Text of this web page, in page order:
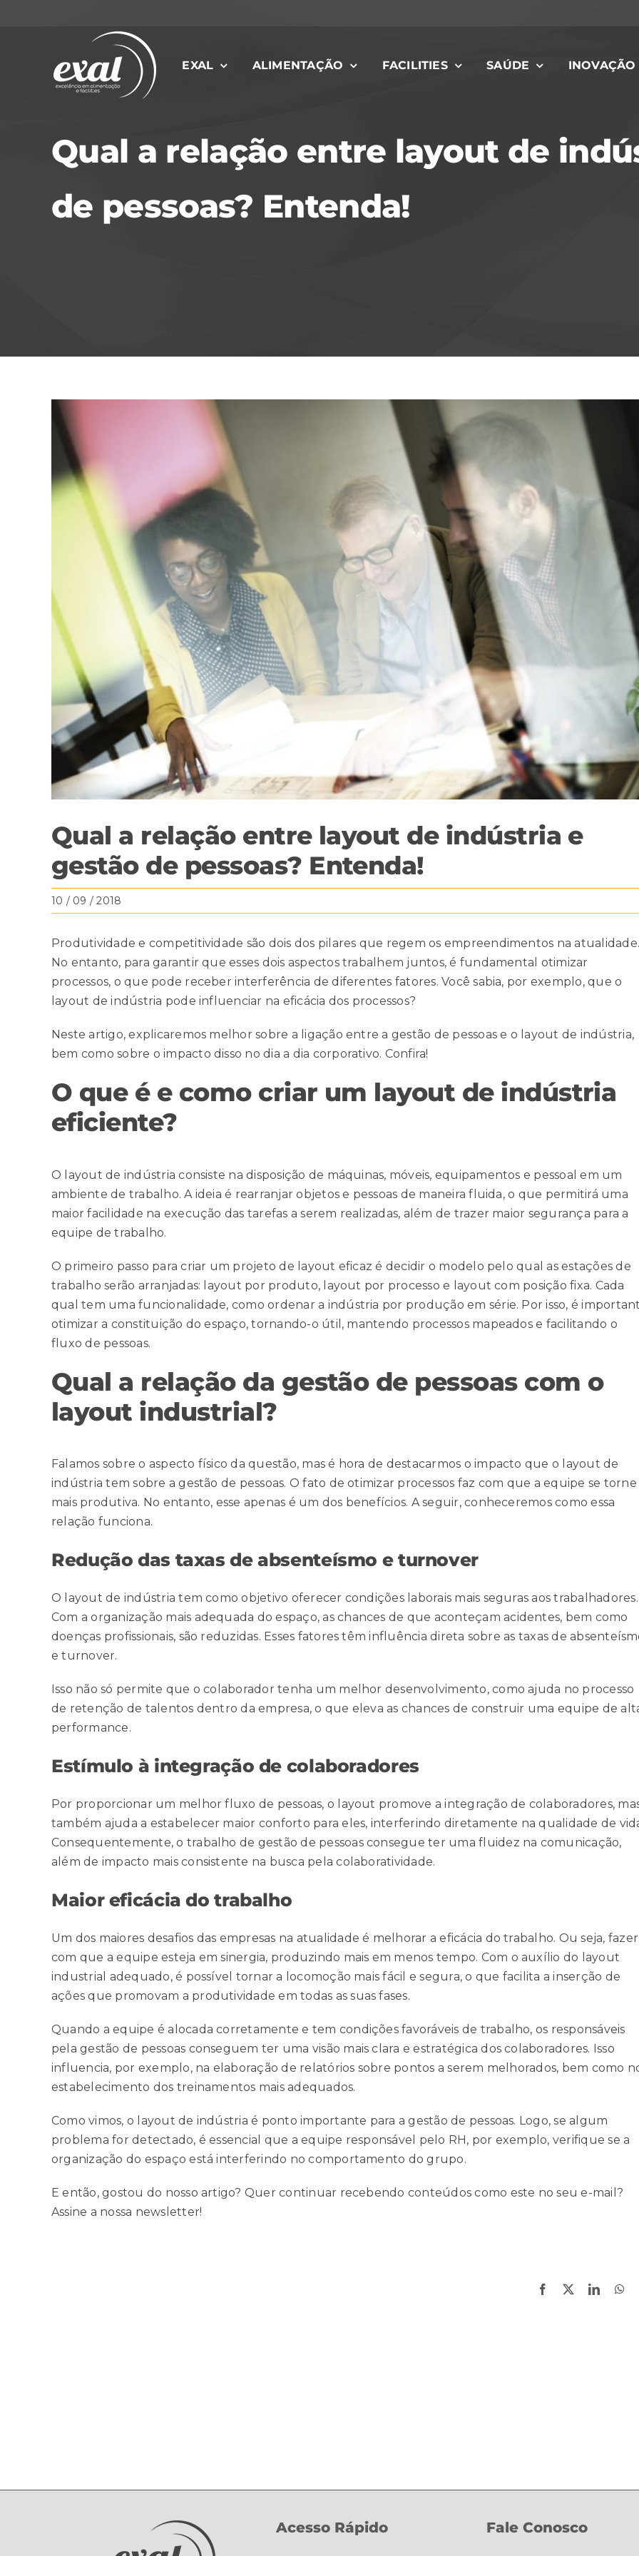
conteúdo
EXAL ALIMENTAÇÃO FACILITIES SAÚDE INOVAÇÃO
Qual a relação entre layout de
de pessoas? Entenda!
Larger
Image
Qual a relação entre layout de indústria e
gestão de pessoas? Entenda!
10 / 09 / 2018
Produtividade e competitividade são dois dos pilares que regem os empreendimentos na
No entanto, para garantir que esses dois aspectos trabalhem juntos, é fundamental otimizar
processos, o que pode receber interferência de diferentes fatores. Você sabia, por exemplo, que o
layout de indústria pode influenciar na eficácia dos processos?
Neste artigo, explicaremos melhor sobre a ligação entre a gestão de pessoas e o layout de indústria,
bem como sobre o impacto disso no dia a dia corporativo. Confira!
O que é e como criar um layout de indústria
eficiente?
O layout de indústria consiste na disposição de máquinas, móveis, equipamentos e pessoal em um
ambiente de trabalho. A ideia é rearranjar objetos e pessoas de maneira fluida, o que permitirá uma
maior facilidade na execução das tarefas a serem realizadas, além de trazer maior segurança para a
equipe de trabalho.
O primeiro passo para criar um projeto de layout eficaz é decidir o modelo pelo qual as estações de
trabalho serão arranjadas: layout por produto, layout por processo e layout com posição fixa. Cada
qual tem uma funcionalidade, como ordenar a indústria por produção em série. Por isso, é
otimizar a constituição do espaço, tornando-o útil, mantendo processos mapeados e facilitando o
fluxo de pessoas.
Qual a relação da gestão de pessoas com o
layout industrial?
Falamos sobre o aspecto físico da questão, mas é hora de destacarmos o impacto que o layout de
indústria tem sobre a gestão de pessoas. O fato de otimizar processos faz com que a equipe se torne
mais produtiva. No entanto, esse apenas é um dos benefícios. A seguir, conheceremos como essa
relação funciona.
Redução das taxas de absenteísmo e turnover
O layout de indústria tem como objetivo oferecer condições laborais mais seguras aos trabalhadores.
Com a organização mais adequada do espaço, as chances de que aconteçam acidentes, bem como
doenças profissionais, são reduzidas. Esses fatores têm influência direta sobre as taxas de
e turnover.
Isso não só permite que o colaborador tenha um melhor desenvolvimento, como ajuda no processo
de retenção de talentos dentro da empresa, o que eleva as chances de construir uma equipe de
performance.
Estímulo à integração de colaboradores
Por proporcionar um melhor fluxo de pessoas, o layout promove a integração de colaboradores,
também ajuda a estabelecer maior conforto para eles, interferindo diretamente na qualidade de
Consequentemente, o trabalho de gestão de pessoas consegue ter uma fluidez na comunicação,
além de impacto mais consistente na busca pela colaboratividade.
Maior eficácia do trabalho
Um dos maiores desafios das empresas na atualidade é melhorar a eficácia do trabalho. Ou seja, fazer
com que a equipe esteja em sinergia, produzindo mais em menos tempo. Com o auxílio do layout
industrial adequado, é possível tornar a locomoção mais fácil e segura, o que facilita a inserção de
ações que promovam a produtividade em todas as suas fases.
Quando a equipe é alocada corretamente e tem condições favoráveis de trabalho, os responsáveis
pela gestão de pessoas conseguem ter uma visão mais clara e estratégica dos colaboradores. Isso
influencia, por exemplo, na elaboração de relatórios sobre pontos a serem melhorados, bem como
estabelecimento dos treinamentos mais adequados.
Como vimos, o layout de indústria é ponto importante para a gestão de pessoas. Logo, se algum
problema for detectado, é essencial que a equipe responsável pelo RH, por exemplo, verifique se a
organização do espaço está interferindo no comportamento do grupo.
E então, gostou do nosso artigo? Quer continuar recebendo conteúdos como este no seu e-mail?
Assine a nossa newsletter!
Facebook
Acesso Rápido Fale Conosco